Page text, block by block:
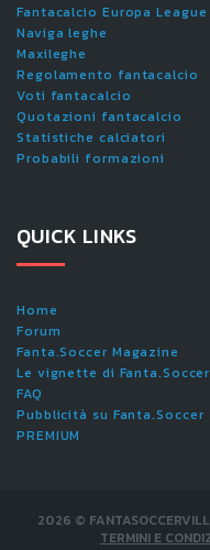
Fantacalcio Europa League
Naviga leghe
Maxileghe
Regolamento fantacalcio
Voti fantacalcio
Quotazioni fantacalcio
Statistiche calciatori
Probabili formazioni
QUICK LINKS
Home
Forum
Fanta.Soccer Magazine
Le vignette di Fanta.Soccer
FAQ
Pubblicità su Fanta.Soccer
PREMIUM
2026 ©
TERMINI E